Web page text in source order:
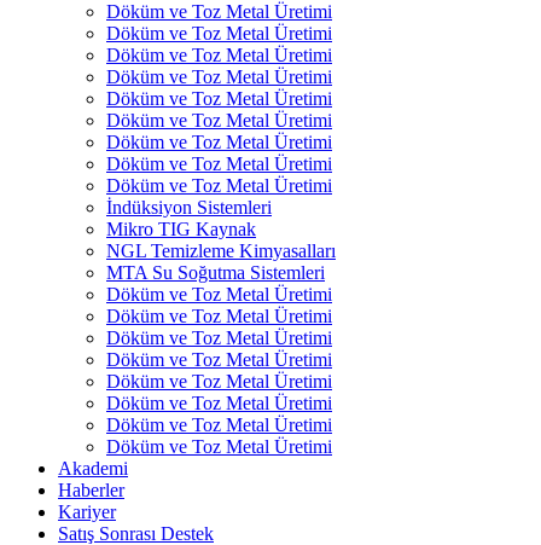
Döküm ve Toz Metal Üretimi
Döküm ve Toz Metal Üretimi
Döküm ve Toz Metal Üretimi
Döküm ve Toz Metal Üretimi
Döküm ve Toz Metal Üretimi
Döküm ve Toz Metal Üretimi
Döküm ve Toz Metal Üretimi
Döküm ve Toz Metal Üretimi
Döküm ve Toz Metal Üretimi
İndüksiyon Sistemleri
Mikro TIG Kaynak
NGL Temizleme Kimyasalları
MTA Su Soğutma Sistemleri
Döküm ve Toz Metal Üretimi
Döküm ve Toz Metal Üretimi
Döküm ve Toz Metal Üretimi
Döküm ve Toz Metal Üretimi
Döküm ve Toz Metal Üretimi
Döküm ve Toz Metal Üretimi
Döküm ve Toz Metal Üretimi
Döküm ve Toz Metal Üretimi
Akademi
Haberler
Kariyer
Satış Sonrası Destek